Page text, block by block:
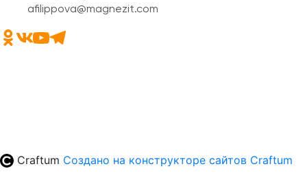
afilippova@magnezit.com
Craftum Создано на конструкторе сайтов Craftum